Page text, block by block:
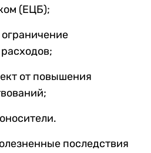
(ЕЦБ);
от повышения
последствия